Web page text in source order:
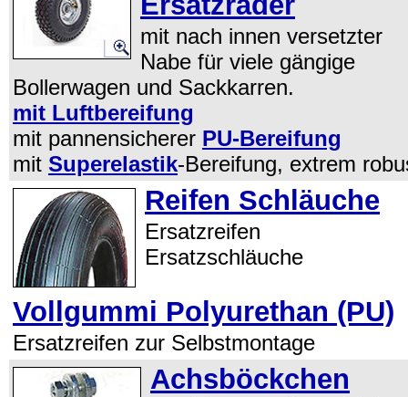
mit nach innen versetzter
Nabe für viele gängige
Bollerwagen und Sackkarren.
mit Luftbereifung
mit pannensicherer PU-Bereifung
mit Superelastik-Bereifung, extrem
Reifen Schläuche
Ersatzreifen
Ersatzschläuche
Vollgummi Polyurethan (PU)
Ersatzreifen zur Selbstmontage
Achsböckchen